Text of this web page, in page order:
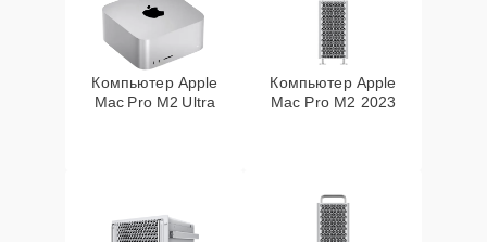
Компьютер Apple
Mac Pro M2 Ultra
Компьютер Apple
Mac Pro M2 2023